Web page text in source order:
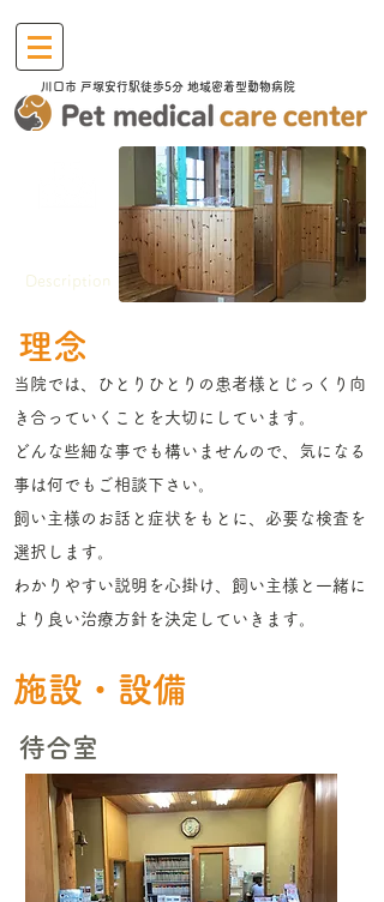
川口市​ 戸塚安行駅徒歩5分 地域密着型動物病院
Description
理念
当院では、ひとりひとりの患者様とじっくり向
き合っていくことを大切にしています。
どんな些細な事でも構いませんので、気になる
事は何でもご相談下さい。
飼い主様のお話と症状をもとに、必要な検査を
選択します。
わかりやすい説明を心掛け、飼い主様と一緒に
より良い治療方針を決定していきます。
​施設・設備
待合室